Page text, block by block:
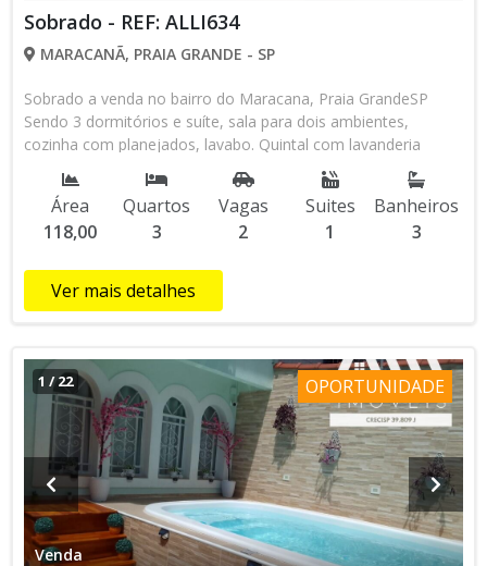
Sobrado - REF: ALLI634
MARACANÃ, PRAIA GRANDE - SP
Sobrado a venda no bairro do Maracana, Praia GrandeSP
Sendo 3 dormitórios e suíte, sala para dois ambientes,
cozinha com planejados, lavabo. Quintal com lavanderia
coberta, banheiro externo, Piscina e churrasqueira. 2 vaga de
garagem. Localizada a 200 metros da Praia, perto de escolas,
comércio local. Condição de pagamento: Á Vista
Financiamento Bancário ****Referência ALLI63*** Gostou?
sua visita através do WhatsApp (13) 98145-4443 . Venha
conhecer a nossa loja que está localizada na Av. Pres. Castelo
alteração sem aviso prévio.*Consulte-nos sobre
disponibilidade do imóvel.*
Área
118,00
Quartos
3
Vagas
2
Suites
1
Banheiros
3
Ver mais detalhes
1 /22 OPORTUNIDADE
Venda